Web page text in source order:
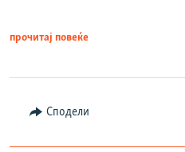
прочитај повеќе
Сподели